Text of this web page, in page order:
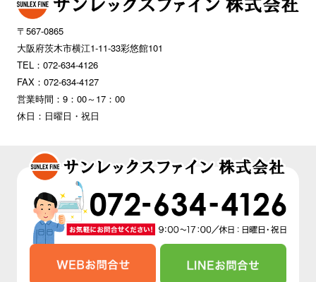
〒567-0865
大阪府茨木市横江1-11-33彩悠館101
TEL：072-634-4126
FAX：072-634-4127
営業時間：9：00～17：00
休日：日曜日・祝日